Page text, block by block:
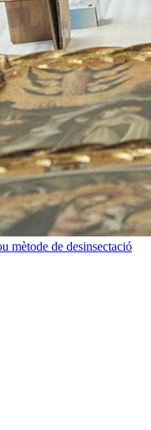
mètode de desinsectació